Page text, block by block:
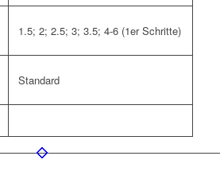
1.5; 2; 2.5; 3; 3.5; 4-6 (1er Schritte)
Standard